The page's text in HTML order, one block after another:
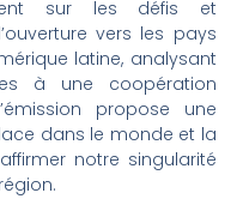
sur les défis et
vers les pays
latine, analysant
à une coopération
propose une
dans le monde et la
notre singularité